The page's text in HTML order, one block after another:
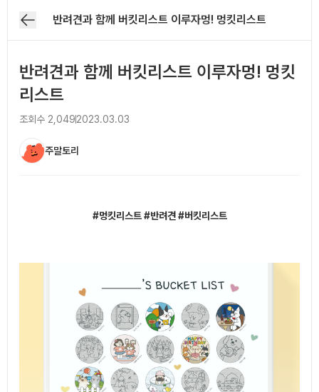
반려견과 함께 버킷리스트 이루자멍! 멍킷리스트
반려견과 함께 버킷리스트 이루자멍! 멍킷
리스트
조회수 2,0492023.03.03
주말토리
#멍킷리스트 #반려견 #버킷리스트